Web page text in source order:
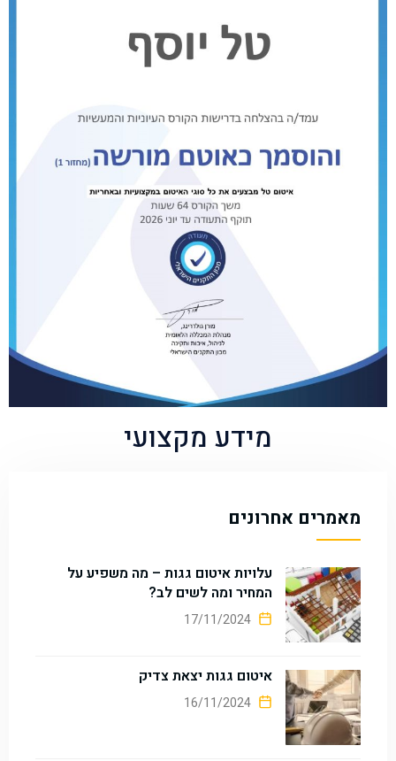
מידע מקצועי
מאמרים אחרונים
עלויות איטום גגות – מה משפיע על
המחיר ומה לשים לב?
איטום גגות יצאת צדיק